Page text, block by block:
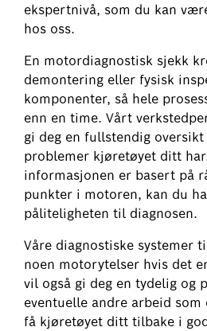
ekspertnivå, som du kan
hos oss.
En motordiagnostisk sjekk
demontering eller fysisk
komponenter, så hele
enn en time. Vårt
gi deg en fullstendig
problemer kjøretøyet ditt
informasjonen er basert på
punkter i motoren, kan du
påliteligheten til diagnosen.
Våre diagnostiske systemer
noen motorytelser hvis det
vil også gi deg en tydelig og
eventuelle andre arbeid
få kjøretøyet ditt tilbake i